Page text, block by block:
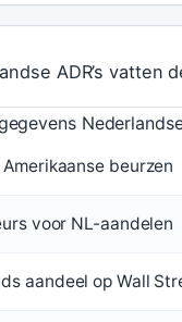
ADR’s vatten
Nederlandse
beurzen
voor NL-aandelen
aandeel op Wall